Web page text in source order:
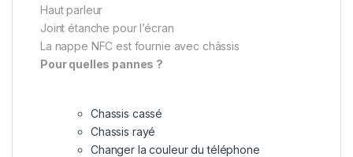
Haut parleur
Joint étanche pour l’écran
La nappe NFC est fournie avec châssis
Pour quelles pannes ?
Chassis cassé
Chassis rayé
Changer la couleur du téléphone